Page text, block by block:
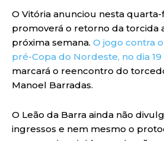
O Vitória anunciou nesta quarta-
promoverá o retorno da torcida
próxima semana. O jogo contra
pré-Copa do Nordeste, no dia
marcará o reencontro do
Manoel Barradas.
O Leão da Barra ainda não
ingressos e nem mesmo o